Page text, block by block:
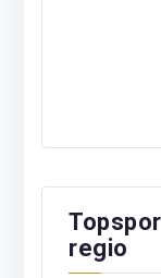
regio